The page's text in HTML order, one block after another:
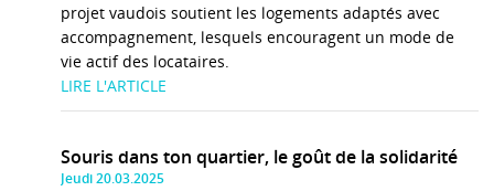
projet vaudois soutient les logements adaptés avec
accompagnement, lesquels encouragent un mode de
vie actif des locataires.
LIRE L'ARTICLE
Souris dans ton quartier, le goût de la solidarité
Jeudi 20.03.2025